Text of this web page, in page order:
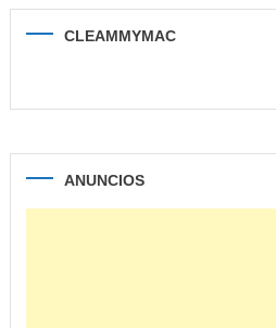
CLEAMMYMAC
ANUNCIOS